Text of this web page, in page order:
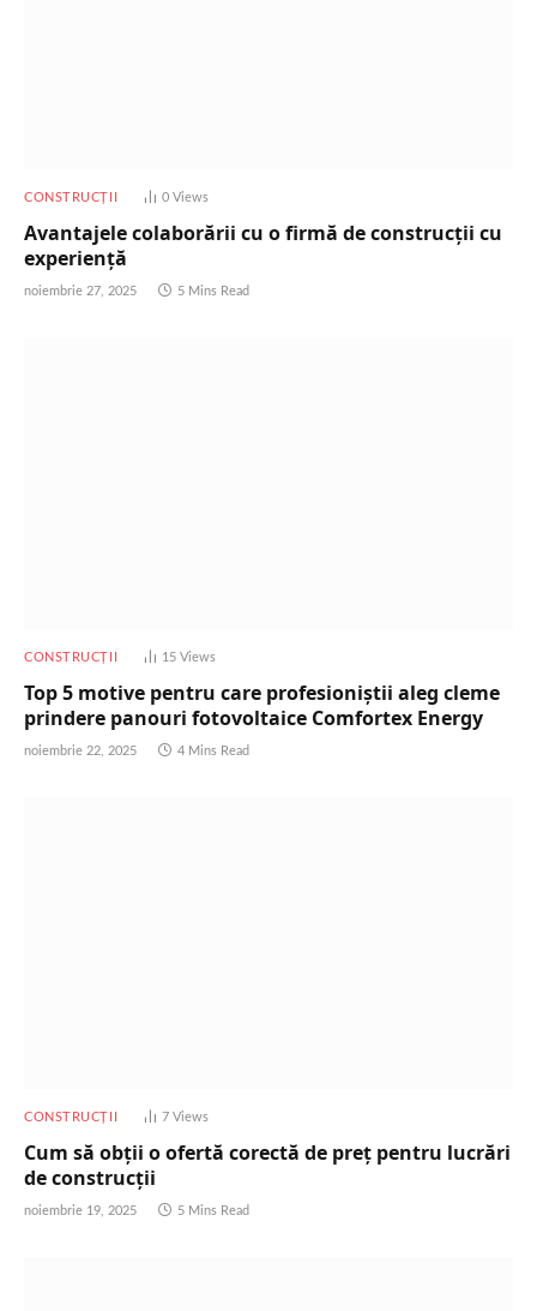
CONSTRUCȚII 0Views
Avantajele colaborării cu o firmă de construcții cu
experiență
noiembrie 27, 2025 5 Mins Read
CONSTRUCȚII 15Views
Top 5 motive pentru care profesioniștii aleg cleme
prindere panouri fotovoltaice Comfortex Energy
noiembrie 22, 2025 4 Mins Read
CONSTRUCȚII 7Views
Cum să obții o ofertă corectă de preț pentru lucrări
de construcții
noiembrie 19, 2025 5 Mins Read